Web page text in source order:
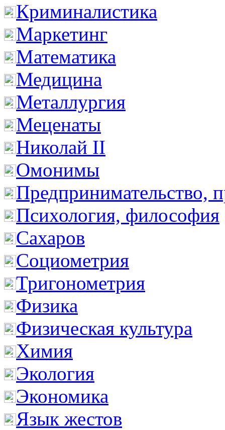
Криминалистика
Маркетинг
Математика
Медицина
Металлургия
Меценаты
Николай II
Омонимы
Предпринимательство,
Психология, философия
Сахаров
Социометрия
Тригонометрия
Физика
Физическая культура
Химия
Экология
Экономика
Язык жестов